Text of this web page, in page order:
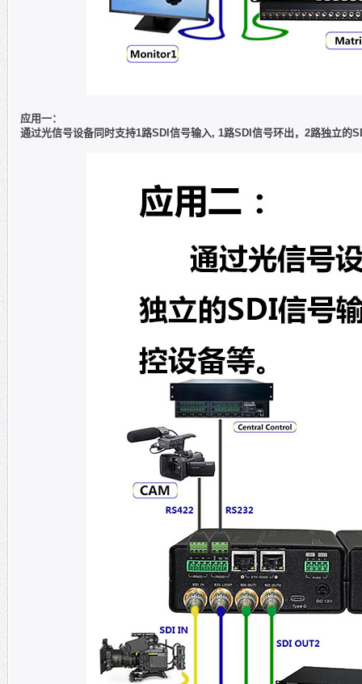
应用一：
通过光信号设备同时支持1路SDI信号输入, 1路SDI信号环出，2路独立的